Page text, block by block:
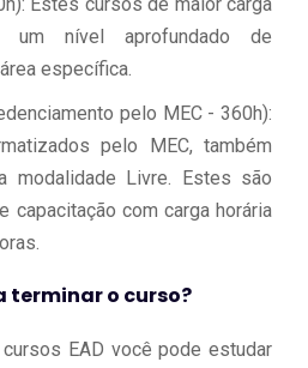
um nível aprofundado de
específica.
pelo MEC - 360h):
pelo MEC, também
modalidade Livre. Estes são
capacitação com carga horária
terminar o curso?
EAD você pode estudar